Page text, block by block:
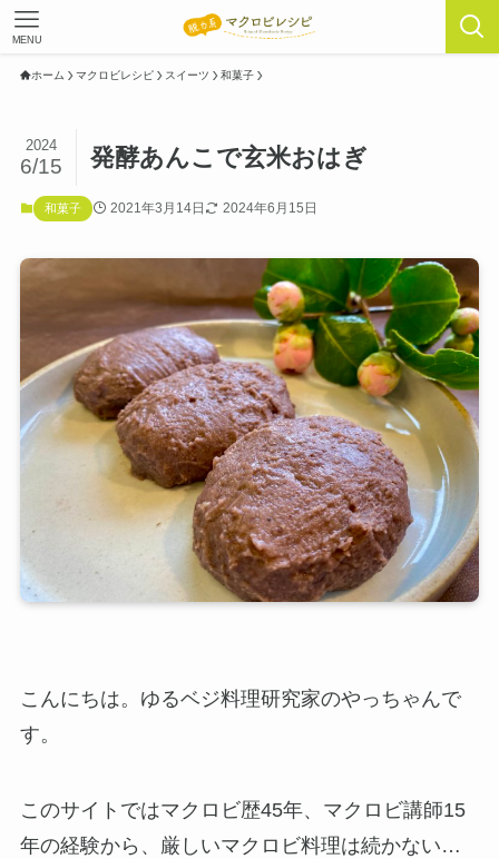
MENU
ホーム マクロビレシピ スイーツ 和菓子
発酵あんこで玄米おはぎ
2024
6/15
和菓子 2021年3月14日 2024年6月15日
こんにちは。ゆるベジ料理研究家のやっちゃんで
す。
このサイトではマクロビ歴45年、マクロビ講師15
年の経験から、厳しいマクロビ料理は続かない…